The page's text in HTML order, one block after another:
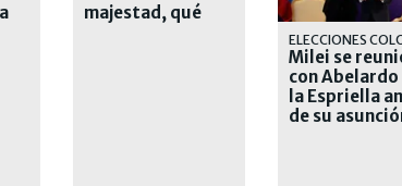
majestad, qué
Milei se
con Abelardo
la Espriella
de su